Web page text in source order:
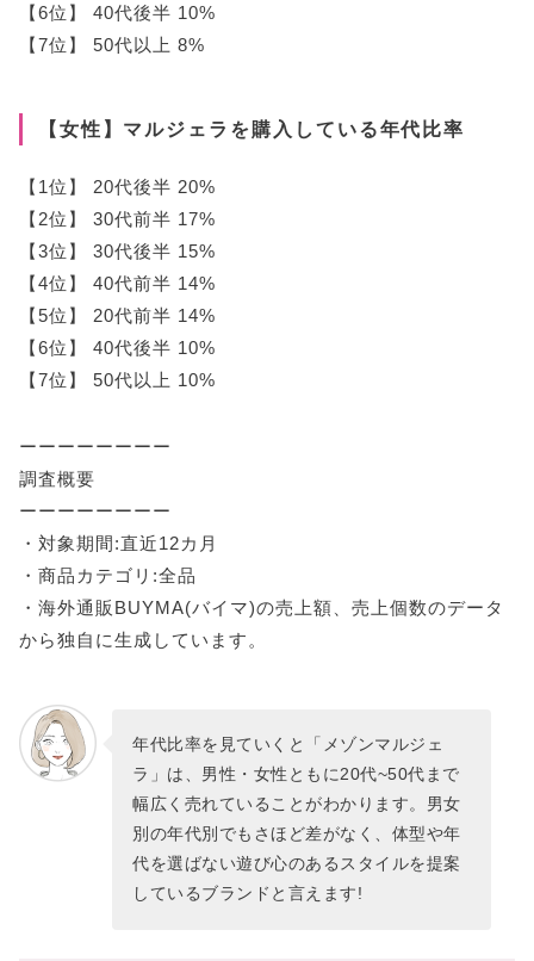
【6位】 40代後半 10%
【7位】 50代以上 8%
【女性】マルジェラを購入している年代比率
【1位】 20代後半 20%
【2位】 30代前半 17%
【3位】 30代後半 15%
【4位】 40代前半 14%
【5位】 20代前半 14%
【6位】 40代後半 10%
【7位】 50代以上 10%
ーーーーーーーー
調査概要
ーーーーーーーー
・対象期間:直近12カ月
・商品カテゴリ:全品
・海外通販BUYMA(バイマ)の売上額、売上個数のデータ
から独自に生成しています。
年代比率を見ていくと「メゾンマルジェ
ラ」は、男性・女性ともに20代~50代まで
幅広く売れていることがわかります。男女
別の年代別でもさほど差がなく、体型や年
代を選ばない遊び心のあるスタイルを提案
しているブランドと言えます!